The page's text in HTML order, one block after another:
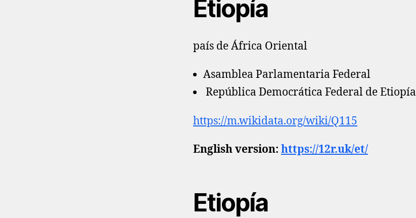
Etiopía
país de África Oriental
Asamblea Parlamentaria Federal
República Democrática Federal de Etiopía
https://m.wikidata.org/wiki/Q115
English version: https://12r.uk/et/
Etiopía